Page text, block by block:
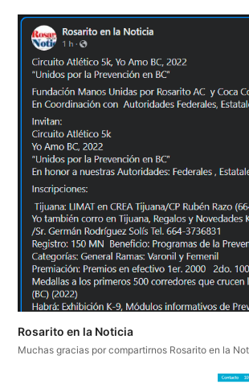
Rosarito en la Noticia
Muchas gracias por compartirnos Rosarito en la